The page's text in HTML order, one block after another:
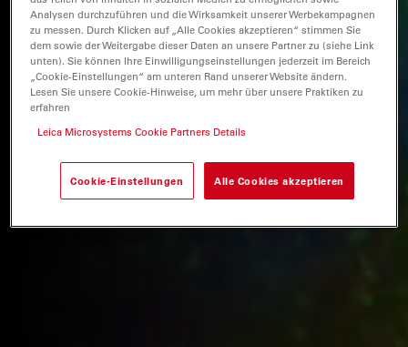
Analysen durchzuführen und die Wirksamkeit unserer Werbekampagnen
zu messen. Durch Klicken auf „Alle Cookies akzeptieren“ stimmen Sie
dem sowie der Weitergabe dieser Daten an unsere Partner zu (siehe Link
unten). Sie können Ihre Einwilligungseinstellungen jederzeit im Bereich
„Cookie-Einstellungen“ am unteren Rand unserer Website ändern.
Lesen Sie unsere Cookie-Hinweise, um mehr über unsere Praktiken zu
erfahren
Leica Microsystems Cookie Partners Details
Cookie-Einstellungen Alle Cookies akzeptieren